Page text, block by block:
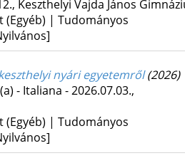
, Keszthelyi Vajda János
(Egyéb) | Tudományos
nyári egyetemről (2026)
- Italiana - 2026.07.03.,
(Egyéb) | Tudományos